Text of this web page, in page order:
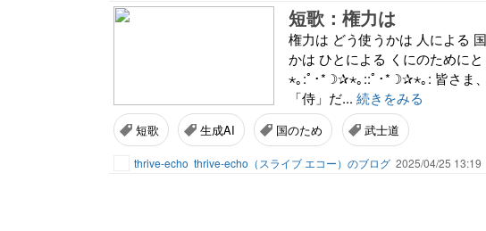
短歌：権力は
権力は どう使うかは 人による
かは ひとによる くにのために
⋆｡:ﾟ･*☽✰⋆｡::ﾟ･*☽✰⋆｡: 皆さま
「侍」だ... 続きをみる
短歌 生成AI 国のため 武士道
thrive-echo thrive-echo（スライブ エコー）のブログ 2025/04/25 13:19